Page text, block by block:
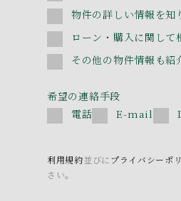
物件の詳しい情報を知
ローン・購入に関して
その他の物件情報も紹
希望の連絡手段
電話
E-mail
利用規約並びに プライバシーポ
さい。